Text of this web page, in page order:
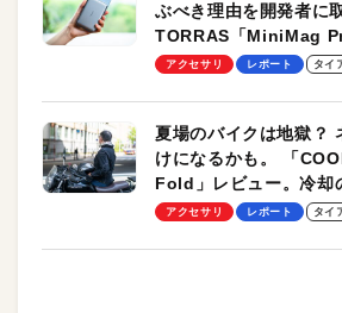
ぶべき理由を開発者に
TORRAS「MiniMag
ーも
アクセサリ レポート タイ
夏場のバイクは地獄？
けになるかも。 「
Fold」レビュー。冷却
却プレート、シンプル
アクセサリ レポート タイ